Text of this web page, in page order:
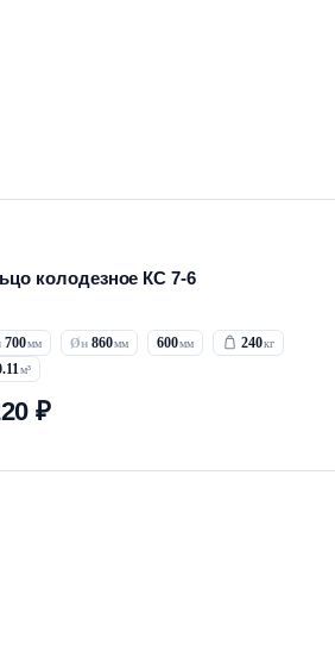
колодезное КС 7-6
700 860 600
240
₽